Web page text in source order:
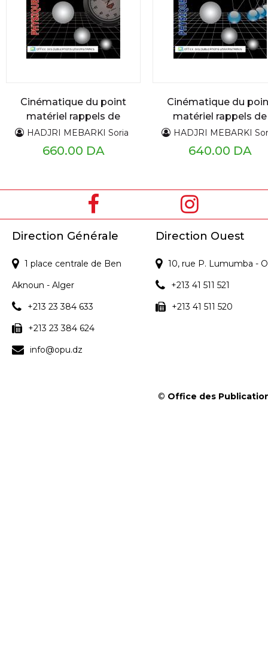
Cinématique du point
matériel rappels de
cours et exercices
corrigés
HADJRI MEBARKI Soria
660.00 DA
Cinématique du
matériel rappels de
cours et exercices
corrigés II
HADJRI MEBARKI
640.00 DA
Direction Générale
1 place centrale de Ben
Aknoun - Alger
+213 23 384 633
+213 23 384 624
info@opu.dz
Direction Ouest
10, rue P. Lumumba -
+213 41 511 521
+213 41 511 520
© Office des